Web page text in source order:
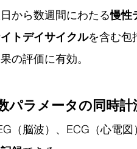
から数週間にわたる慢性
トデイサイクルを含む包
の評価に有効。
パラメータの同時計
（脳波）、ECG（心電